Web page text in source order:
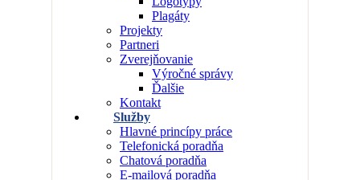
Plagáty
Projekty
Partneri
Zverejňovanie
Výročné správy
Ďalšie
Kontakt
Služby
Hlavné princípy práce
Telefonická poradňa
Chatová poradňa
E-mailová poradňa